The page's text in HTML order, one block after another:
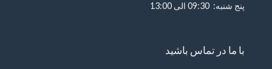
پنج شنبه: 09:30 الی 13:00
با ما در تماس باشید